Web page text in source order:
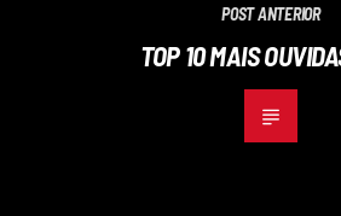
POST ANTERIOR
TOP 10 MAIS